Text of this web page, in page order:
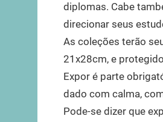
diplomas. Cabe
direcionar seus
As coleções terão
21x28cm, e
Expor é parte
dado com calma,
Pode-se dizer que